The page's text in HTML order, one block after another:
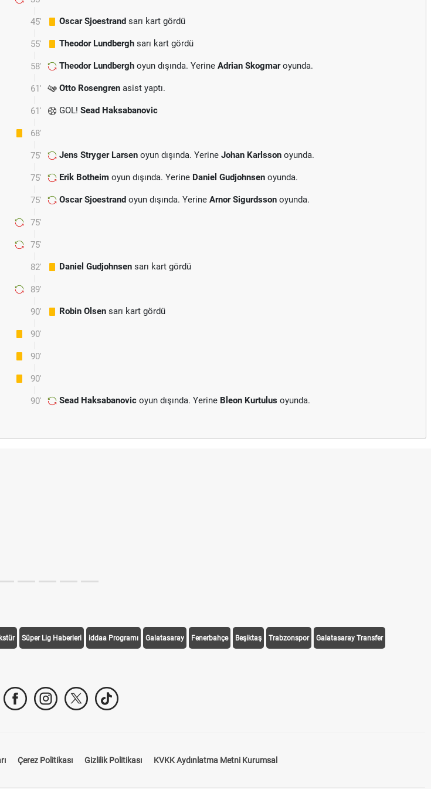
45' Oscar Sjoestrand sarı kart gördü
55' Theodor Lundbergh sarı kart gördü
58' Theodor Lundbergh oyun dışında. Yerine Adrian Skogmaroyunda.
61' Otto Rosengren asist yaptı.
61' GOL! Sead Haksabanovic
68'
75' Jens Stryger Larsen oyun dışında. Yerine Johan Karlsson oyunda.
75' Erik Botheim oyun dışında. Yerine Daniel Gudjohnsen oyunda.
75' Oscar Sjoestrand oyun dışında. Yerine Arnor Sigurdsson oyunda.
75'
75'
82' Daniel Gudjohnsen sarı kart gördü
89'
90' Robin Olsen sarı kart gördü
90'
90'
90'
90' Sead Haksabanovic oyun dışında. Yerine Bleon Kurtulus oyunda.
Süper Lig Haberleri iddaa Programı Galatasaray Fenerbahçe Beşiktaş Trabzonspor Galatasaray Transfer
Çerez Politikası Gizlilik Politikası KVKK Aydınlatma Metni Kurumsal